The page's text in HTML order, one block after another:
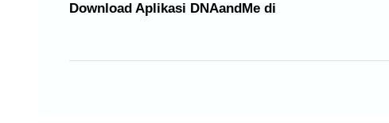
Download Aplikasi DNAandMe di